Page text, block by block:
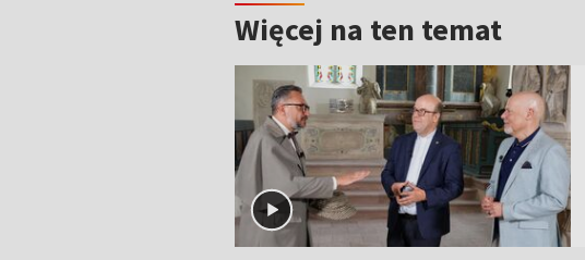
Więcej na ten temat